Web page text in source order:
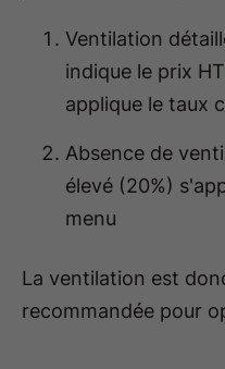
Ventilation
indique le prix
applique le taux
Absence de
élevé (20%)
menu
La ventilation est
recommandée pour